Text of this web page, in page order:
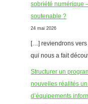
sobriété numérique
soutenable ?
24 mai 2026
[…] reviendrons
qui nous a fait
Structurer un
nouvelles réalités
d’équipements